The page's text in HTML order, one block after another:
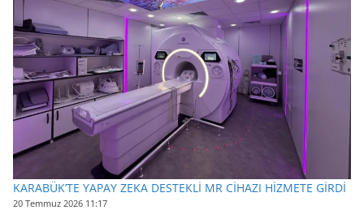
KARABÜK’TE YAPAY ZEKA DESTEKLİ MR CİHAZI HİZMETE GİRDİ
20 Temmuz 2026 11:17